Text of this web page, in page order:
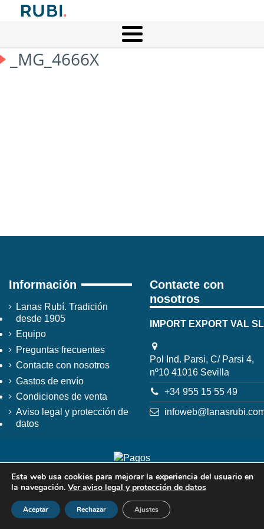
_MG_4666X
Información
Lanas Rubí. Tradición
desde 1905
Equipo
Preguntas frecuentes
Contacte con nosotros
Gastos de envío
Condiciones de venta
Aviso legal y protección de
datos
Contacte con
nosotros
IMPORT EXPORT VAL SL
Pol Ind. Parsi, C/ Parsi 4,
nº10 41016 Sevilla
+34 955 15 55 49
Esta web usa cookies para mejorar la experiencia del usuario en
la navegación. Ver aviso legal y protección de datos
Aceptar Rechazar Ajustes